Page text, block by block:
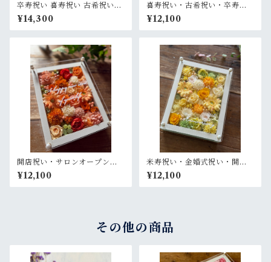
卒寿祝い 喜寿祝い 古希祝い
【名入れ】プリザーブドフラ
ワーアレンジ ウッドフレーム
白木枠ロング〈パープル〉
¥14,300
喜寿祝い・古希祝い・卒寿祝
い・長寿祝い・結婚記念日祝
い【名入れ】プリザーブドフ
ラワーアレンジ ウッドフレー
¥12,100
開店祝い・サロンオープン祝
い・退職祝い・結婚祝い【名
入れ】プリザーブドフラワー
アレンジ ウッドフレーム 白木
¥12,100
米寿祝い・金婚式祝い・開店
祝い・サロンオープン祝い・
退職祝い【名入れ】プリザー
ブドフラワーアレンジ ウッド
¥12,100
その他の商品